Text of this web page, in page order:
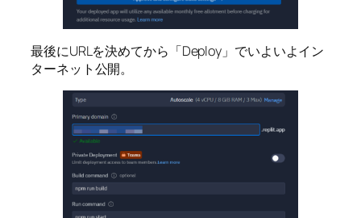
最後にURLを決めてから「Deploy」でいよいよイン
ターネット公開。